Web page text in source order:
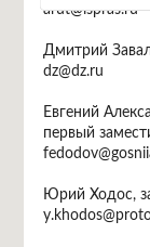
arut@ispras.ru
Дмитрий
dz@dz.ru
Евгений
первый
Юрий Ходос,